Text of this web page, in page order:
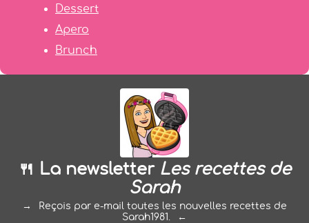
Dessert
Apero
Brunch
🍴 La newsletter Les recettes de
Sarah
Reçois par e-mail toutes les nouvelles recettes de
Sarah1981.